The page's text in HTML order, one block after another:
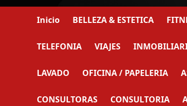
Inicio BELLEZA & ESTETICA
TELEFONIA VIAJES
LAVADO OFICINA / PAPELERIA
CONSULTORAS CONSULTORIA